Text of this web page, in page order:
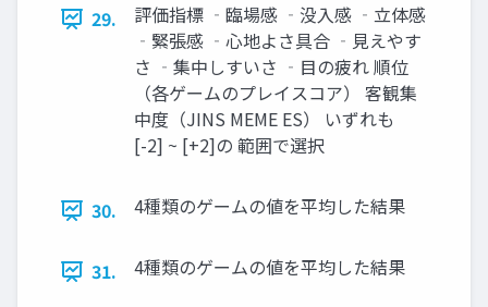
29.
評価指標 ‐臨場感 ‐没入感 ‐立体感
‐緊張感 ‐心地よさ具合 ‐見えやす
さ ‐集中しすいさ ‐目の疲れ 順位
（各ゲームのプレイスコア） 客観集
中度（JINS MEME ES） いずれも
[-2] ~ [+2]の 範囲で選択
30. 4種類のゲームの値を平均した結果
31. 4種類のゲームの値を平均した結果